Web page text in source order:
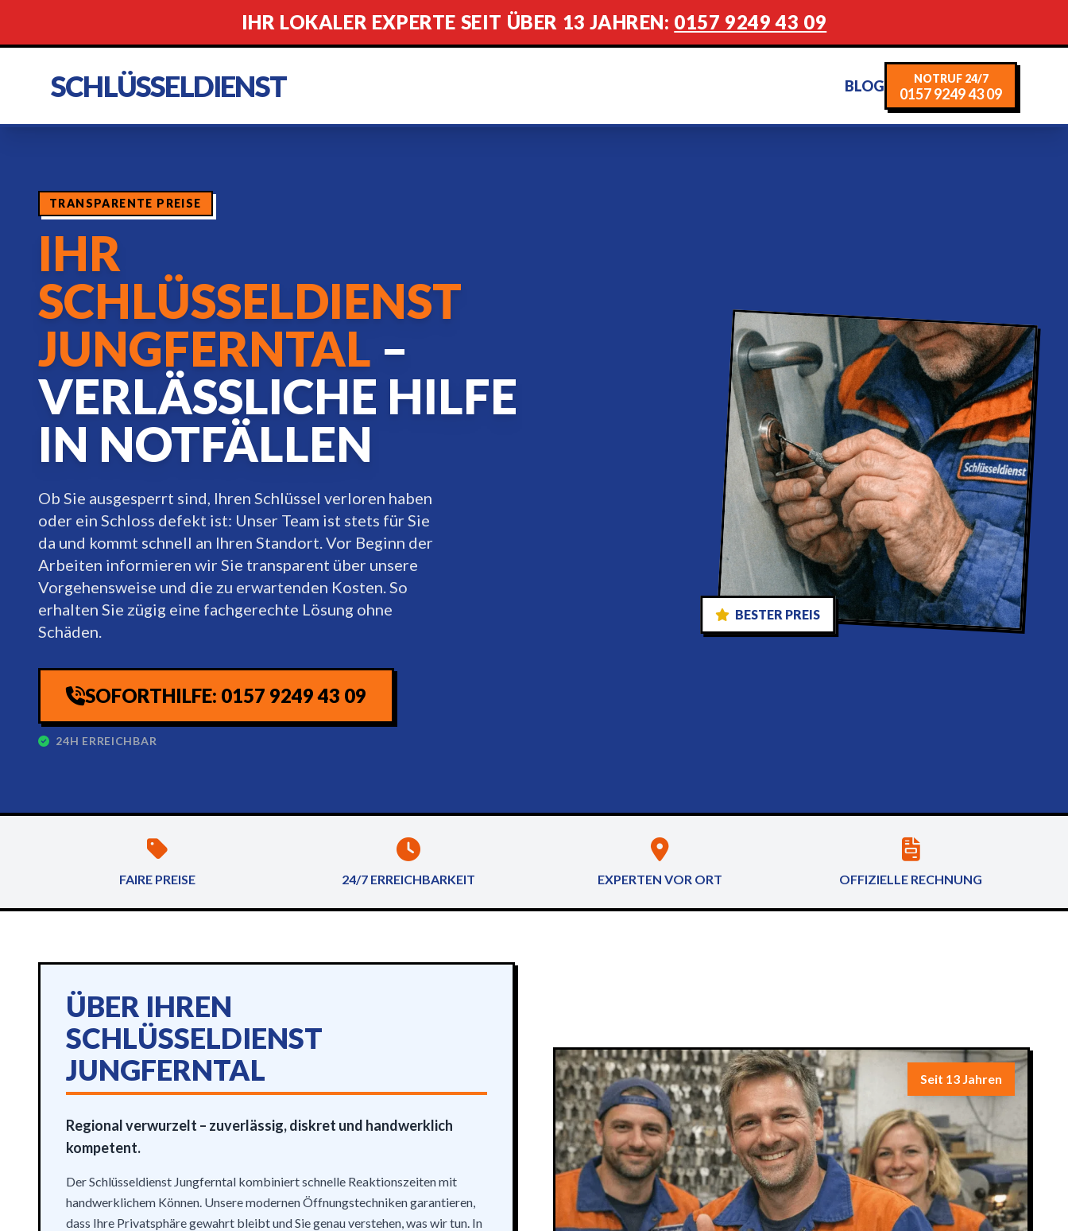
IHR LOKALER EXPERTE SEIT ÜBER 13 JAHREN: 0157 9249 43 09
SCHLÜSSELDIENST BLOG NOTRUF 24/7
0157 9249 43 09
TRANSPARENTE PREISE
IHR
SCHLÜSSELDIENST
JUNGFERNTAL –
VERLÄSSLICHE HILFE
IN NOTFÄLLEN
Ob Sie ausgesperrt sind, Ihren Schlüssel verloren haben
oder ein Schloss defekt ist: Unser Team ist stets für Sie
da und kommt schnell an Ihren Standort. Vor Beginn der
Arbeiten informieren wir Sie transparent über unsere
Vorgehensweise und die zu erwartenden Kosten. So
erhalten Sie zügig eine fachgerechte Lösung ohne
Schäden.
SOFORTHILFE: 0157 9249 43 09
24H ERREICHBAR
BESTER PREIS
FAIRE PREISE 24/7 ERREICHBARKEIT EXPERTEN VOR ORT OFFIZIELLE RECHNUNG
ÜBER IHREN
SCHLÜSSELDIENST
JUNGFERNTAL
Regional verwurzelt – zuverlässig, diskret und handwerklich
kompetent.
Der Schlüsseldienst Jungferntal kombiniert schnelle Reaktionszeiten mit
handwerklichem Können. Unsere modernen Öffnungstechniken garantieren,
dass Ihre Privatsphäre gewahrt bleibt und Sie genau verstehen, was wir tun. In
Seit 13 Jahren